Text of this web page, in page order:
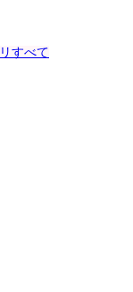
すべて